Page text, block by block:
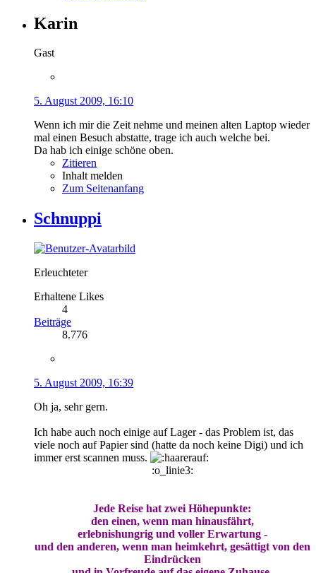
Karin
Gast
5. August 2009, 16:10
Wenn ich mir die Zeit nehme und meinen alten Laptop wieder
mal einen Besuch abstatte, trage ich auch welche bei.
Da hab ich einige schöne oben.
Zitieren
Inhalt melden
Zum Seitenanfang
Schnuppi
Erleuchteter
Erhaltene Likes
4
Beiträge
8.776
5. August 2009, 16:39
Oh ja, sehr gern.
Ich habe auch noch einige auf Lager - das Problem ist, das
viele noch auf Papier sind (hatte da noch keine Digi) und ich
immer erst scannen muss.
:o_linie3:
Jede Reise hat zwei Höhepunkte:
den einen, wenn man hinausfährt,
erlebnishungrig und voller Erwartung -
und den anderen, wenn man heimkehrt, gesättigt von den
Eindrücken